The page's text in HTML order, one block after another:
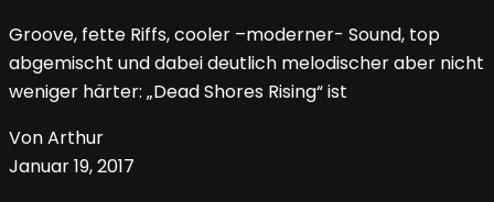
Groove, fette Riffs, cooler –moderner- Sound, top
abgemischt und dabei deutlich melodischer aber nicht
weniger härter: „Dead Shores Rising“ ist
Von Arthur
Januar 19, 2017